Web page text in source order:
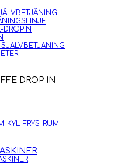
DROPIN
DROP IN
KYL-FRYS-RUM